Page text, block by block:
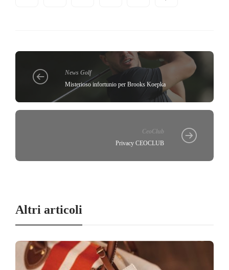
News Golf
Misterioso infortunio per Brooks Koepka
CeoClub
Privacy CEOCLUB
Altri articoli